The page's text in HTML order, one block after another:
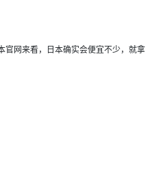
网来看，日本确实会便宜不少，就拿